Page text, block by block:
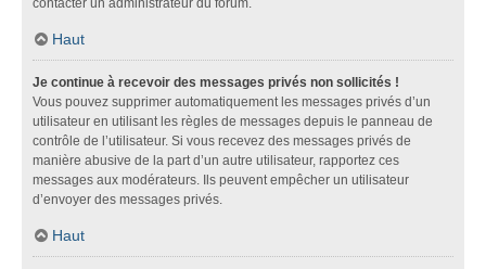
contacter un administrateur du forum.
Haut
Je continue à recevoir des messages privés non sollicités !
Vous pouvez supprimer automatiquement les messages privés d’un
utilisateur en utilisant les règles de messages depuis le panneau de
contrôle de l’utilisateur. Si vous recevez des messages privés de
manière abusive de la part d’un autre utilisateur, rapportez ces
messages aux modérateurs. Ils peuvent empêcher un utilisateur
d’envoyer des messages privés.
Haut